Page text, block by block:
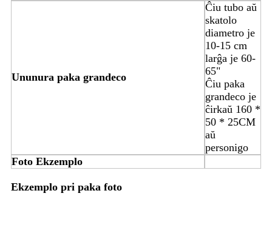
Ununura paka grandeco
Ĉiu tubo aŭ
skatolo
diametro je
10-15 cm
larĝa je 60-
65"
Ĉiu paka
grandeco je
ĉirkaŭ 160 *
50 * 25CM
aŭ
personigo
Foto Ekzemplo
Ekzemplo pri paka foto